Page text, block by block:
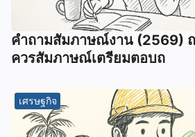
คําถามสัมภาษณ์งาน (2569)
ควรสัมภาษณ์เตรียมตอบถ
เศรษฐกิจ